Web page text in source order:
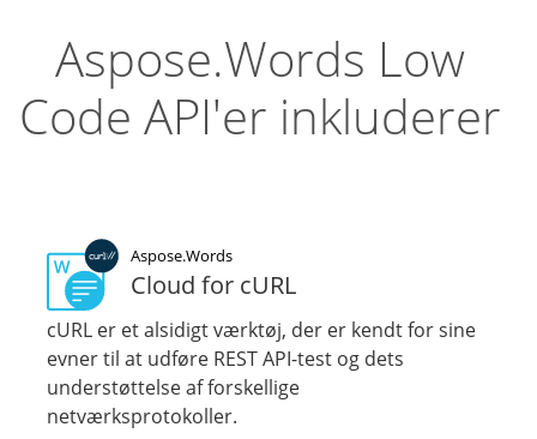
Aspose.Words Low
Code API'er inkluderer
Aspose.Words
Cloud for cURL
cURL er et alsidigt værktøj, der er kendt for sine
evner til at udføre REST API-test og dets
understøttelse af forskellige
netværksprotokoller.